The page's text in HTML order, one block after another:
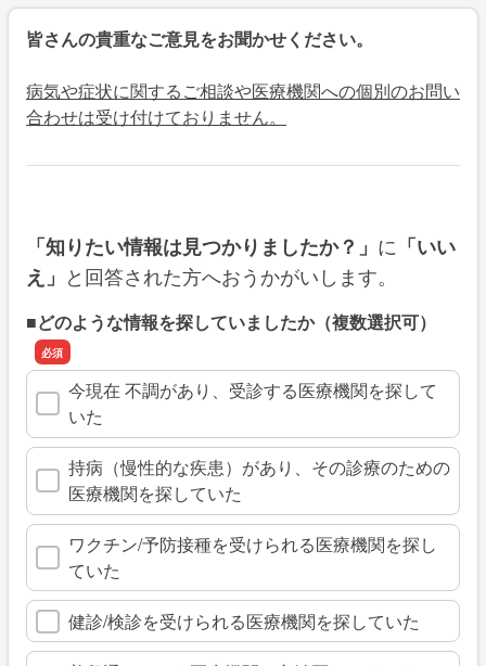
皆さんの貴重なご意見をお聞かせください。
病気や症状に関するご相談や医療機関への個別のお問い
合わせは受け付けておりません。
「知りたい情報は見つかりましたか？」 に 「いい
え」 と回答された方へおうかがいします。
■どのような情報を探していましたか（複数選択可）
今現在 不調があり、受診する医療機関を探して
いた
持病（慢性的な疾患）があり、その診療のための
医療機関を探していた
ワクチン/予防接種を受けられる医療機関を探し
ていた
健診/検診を受けられる医療機関を探していた